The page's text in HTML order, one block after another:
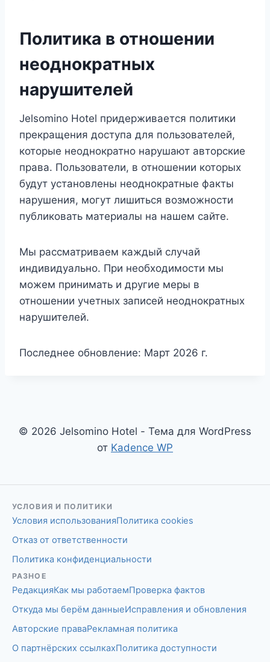
Политика в отношении
неоднократных
нарушителей
Jelsomino Hotel придерживается политики
прекращения доступа для пользователей,
которые неоднократно нарушают авторские
права. Пользователи, в отношении которых
будут установлены неоднократные факты
нарушения, могут лишиться возможности
публиковать материалы на нашем сайте.
Мы рассматриваем каждый случай
индивидуально. При необходимости мы
можем принимать и другие меры в
отношении учетных записей неоднократных
нарушителей.
Последнее обновление: Март 2026 г.
© 2026 Jelsomino Hotel - Тема для WordPress
от Kadence WP
УСЛОВИЯ И ПОЛИТИКИ
Условия использованияПолитика cookies
Отказ от ответственности
Политика конфиденциальности
РАЗНОЕ
РедакцияКак мы работаемПроверка фактов
Откуда мы берём данныеИсправления и обновления
Авторские праваРекламная политика
О партнёрских ссылкахПолитика доступности